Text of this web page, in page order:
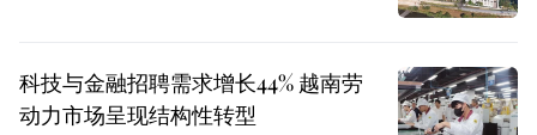
科技与金融招聘需求增长44% 越南劳
动力市场呈现结构性转型